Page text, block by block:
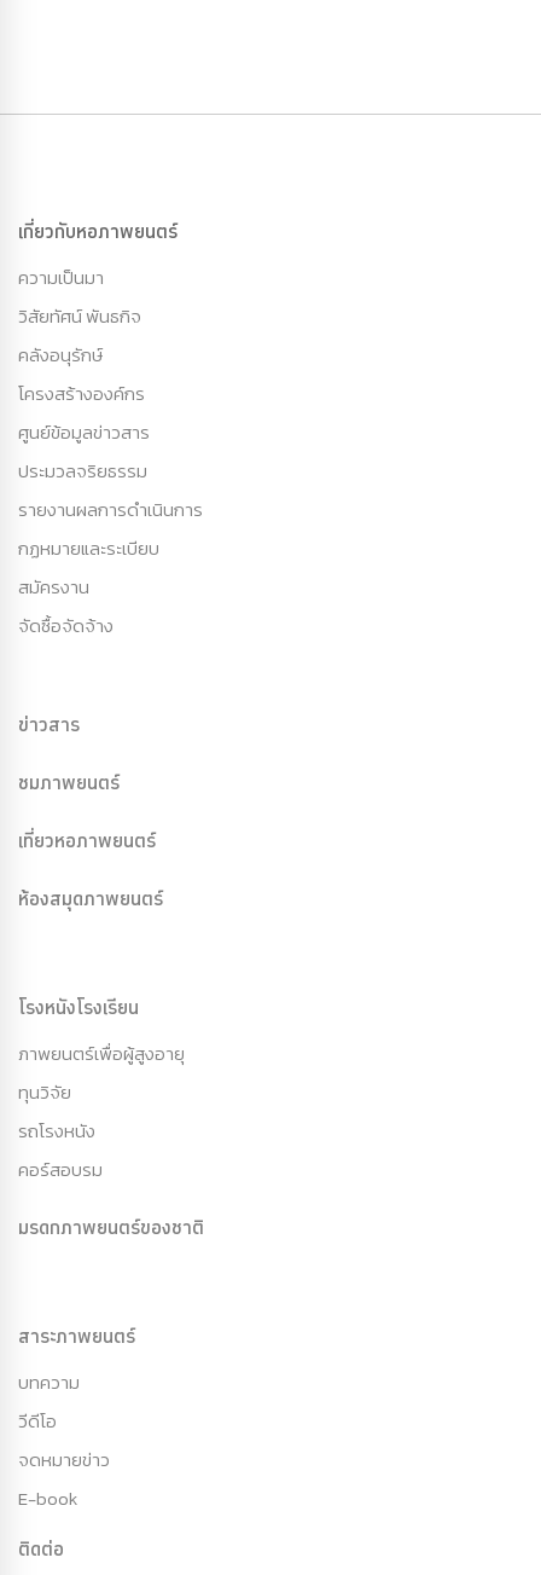
เกี่ยวกับหอภาพยนตร์
ความเป็นมา
วิสัยทัศน์ พันธกิจ
คลังอนุรักษ์
โครงสร้างองค์กร
ศูนย์ข้อมูลข่าวสาร
ประมวลจริยธรรม
รายงานผลการดำเนินการ
กฏหมายและระเบียบ
สมัครงาน
จัดซื้อจัดจ้าง
ข่าวสาร
ชมภาพยนตร์
เที่ยวหอภาพยนตร์
ห้องสมุดภาพยนตร์
โรงหนังโรงเรียน
ภาพยนตร์เพื่อผู้สูงอายุ
ทุนวิจัย
รถโรงหนัง
คอร์สอบรม
มรดกภาพยนตร์ของชาติ
สาระภาพยนตร์
บทความ
วีดีโอ
จดหมายข่าว
E-book
ติดต่อ